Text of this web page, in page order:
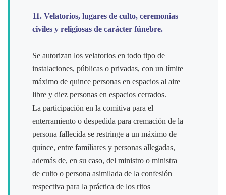
11. Velatorios, lugares de culto, ceremonias
civiles y religiosas de carácter fúnebre.
Se autorizan los velatorios en todo tipo de
instalaciones, públicas o privadas, con un límite
máximo de quince personas en espacios al aire
libre y diez personas en espacios cerrados.
La participación en la comitiva para el
enterramiento o despedida para cremación de la
persona fallecida se restringe a un máximo de
quince, entre familiares y personas allegadas,
además de, en su caso, del ministro o ministra
de culto o persona asimilada de la confesión
respectiva para la práctica de los ritos